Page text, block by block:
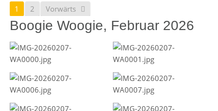
1 2 Vorwärts
Boogie Woogie, Februar 2026